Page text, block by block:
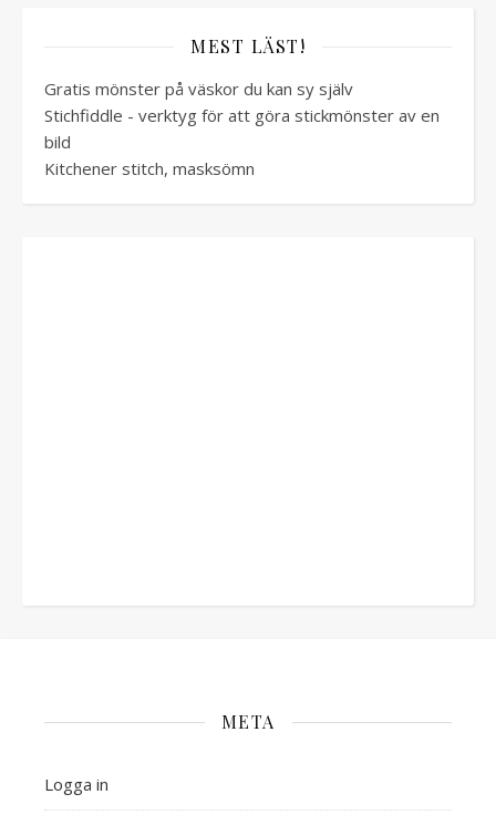
MEST LÄST!
Gratis mönster på väskor du kan sy själv
Stichfiddle - verktyg för att göra stickmönster av en
bild
Kitchener stitch, masksömn
META
Logga in